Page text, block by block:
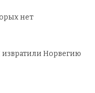
нет
извратили Норвегию